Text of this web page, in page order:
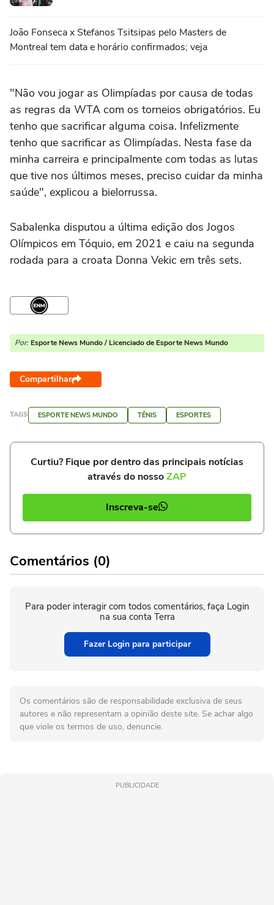
João Fonseca x Stefanos Tsitsipas pelo Masters de
Montreal tem data e horário confirmados; veja
"Não vou jogar as Olimpíadas por causa de todas
as regras da WTA com os torneios obrigatórios. Eu
tenho que sacrificar alguma coisa. Infelizmente
tenho que sacrificar as Olimpíadas. Nesta fase da
minha carreira e principalmente com todas as lutas
que tive nos últimos meses, preciso cuidar da minha
saúde", explicou a bielorrussa.
Sabalenka disputou a última edição dos Jogos
Olímpicos em Tóquio, em 2021 e caiu na segunda
rodada para a croata Donna Vekic em três sets.
Por: Esporte News Mundo / Licenciado de Esporte News Mundo
Compartilhar
TAGS ESPORTE NEWS MUNDO TÊNIS ESPORTES
Curtiu? Fique por dentro das principais notícias
através do nossoZAP
Inscreva-se
Comentários (0)
Para poder interagir com todos comentários, faça Login
na sua conta Terra
Fazer Login para participar
Os comentários são de responsabilidade exclusiva de seus
autores e não representam a opinião deste site. Se achar algo
que viole os termos de uso, denuncie.
PUBLICIDADE